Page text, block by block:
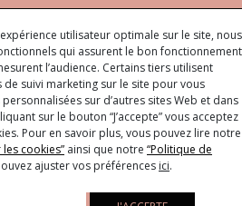
utilisateur optimale sur le site, nous
qui assurent le bon fonctionnement
l’audience. Certains tiers utilisent
de suivi marketing sur le site pour vous
sur d’autres sites Web et dans
sur le bouton “J’accepte” vous acceptez
Pour en savoir plus, vous pouvez lire notre
cookies” ainsi que notre “Politique de
ajuster vos préférences ici.